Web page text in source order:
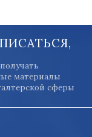
материалы
сферы